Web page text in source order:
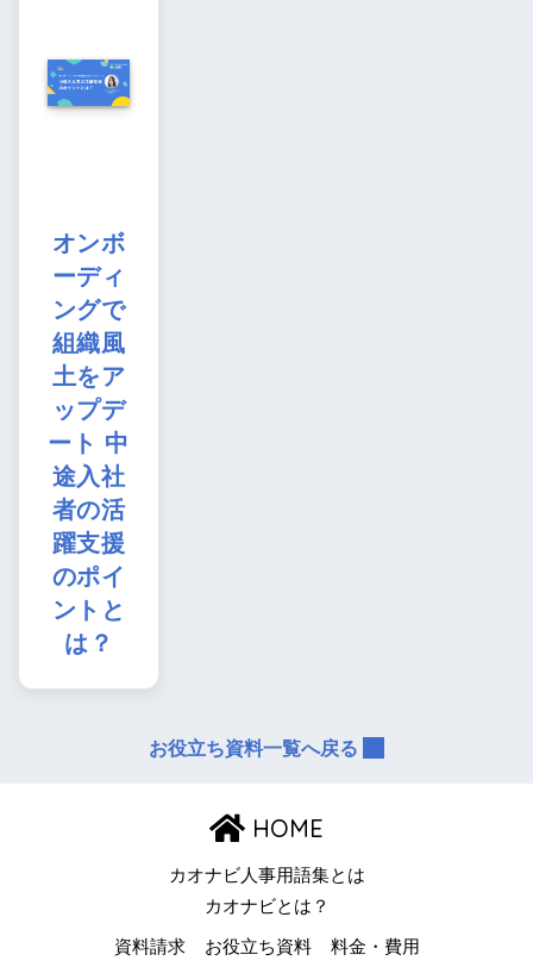
オンボ
ーディ
ングで
組織風
土をア
ップデ
ート 中
途入社
者の活
躍支援
のポイ
ントと
は？
お役立ち資料一覧へ戻る
HOME
カオナビ人事用語集とは
カオナビとは？
資料請求 お役立ち資料 料金・費用